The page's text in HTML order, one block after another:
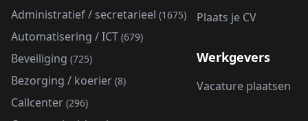
Administratief / secretarieel (1675)
Automatisering / ICT (679)
Beveiliging (725)
Bezorging / koerier (8)
Callcenter (296)
Plaats je CV
Werkgevers
Vacature plaatsen